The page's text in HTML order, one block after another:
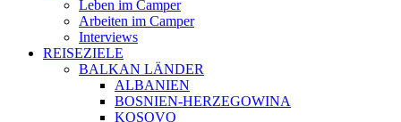
Leben im Camper
Arbeiten im Camper
Interviews
REISEZIELE
BALKAN LÄNDER
ALBANIEN
BOSNIEN-HERZEGOWINA
KOSOVO